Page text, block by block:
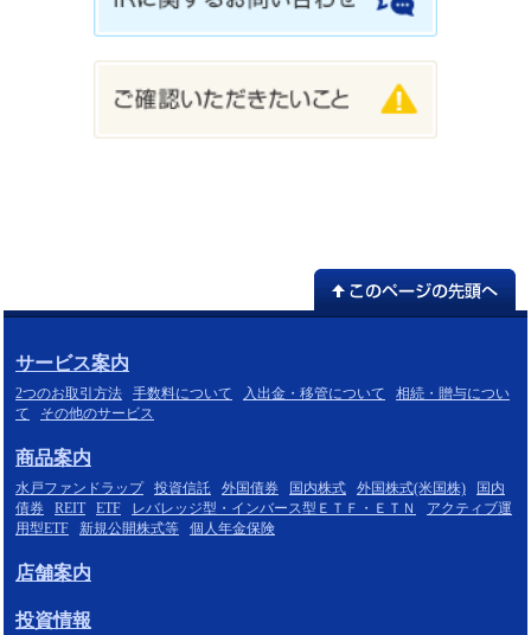
サービス案内
2つのお取引方法 手数料について 入出金・移管について
相続・贈与につい
て
その他のサービス
商品案内
水戸ファンドラップ 投資信託 外国債券 国内株式 外国株式(米国株)
国内
債券
REIT ETF レバレッジ型・インバース型ＥＴＦ・ＥＴＮ
アクティブ運
用型ETF
新規公開株式等 個人年金保険
店舗案内
投資情報